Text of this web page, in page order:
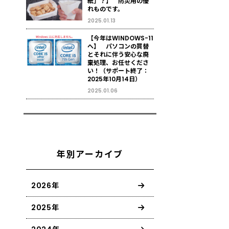
れものです。
2025.01.13
【今年はWINDOWS-11
へ】 パソコンの買替
とそれに伴う安心な廃
棄処理、お任せくださ
い！（サポート終了：
2025年10月14日）
2025.01.06
年別アーカイブ
2026年
2025年